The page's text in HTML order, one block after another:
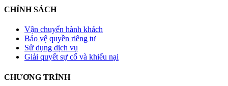
CHÍNH SÁCH
Vận chuyển hành khách
Bảo vệ quyền riêng tư
Sử dụng dịch vụ
Giải quyết sự cố và khiếu nại
CHƯƠNG TRÌNH